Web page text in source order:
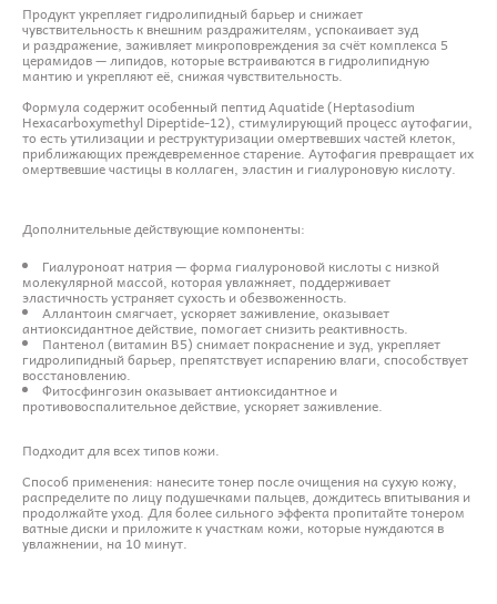
Продукт укрепляет гидролипидный барьер и снижает
чувствительность к внешним раздражителям, успокаивает зуд
и раздражение, заживляет микроповреждения за счёт комплекса 5
церамидов — липидов, которые встраиваются в гидролипидную
мантию и укрепляют её, снижая чувствительность.
Формула содержит особенный пептид Aquatide (Heptasodium
Hexacarboxymethyl Dipeptide-12), стимулирующий процесс аутофагии,
то есть утилизации и реструктуризации омертвевших частей клеток,
приближающих преждевременное старение. Аутофагия превращает их
омертвевшие частицы в коллаген, эластин и гиалуроновую кислоту.
Дополнительные действующие компоненты:
Гиалуроноат натрия — форма гиалуроновой кислоты с низкой
молекулярной массой, которая увлажняет, поддерживает
эластичность устраняет сухость и обезвоженность.
Аллантоин смягчает, ускоряет заживление, оказывает
антиоксидантное действие, помогает снизить реактивность.
Пантенол (витамин B5) снимает покраснение и зуд, укрепляет
гидролипидный барьер, препятствует испарению влаги, способствует
восстановлению.
Фитосфингозин оказывает антиоксидантное и
противовоспалительное действие, ускоряет заживление.
Подходит для всех типов кожи.
Способ применения: нанесите тонер после очищения на сухую кожу,
распределите по лицу подушечками пальцев, дождитесь впитывания и
продолжайте уход. Для более сильного эффекта пропитайте тонером
ватные диски и приложите к участкам кожи, которые нуждаются в
увлажнении, на 10 минут.